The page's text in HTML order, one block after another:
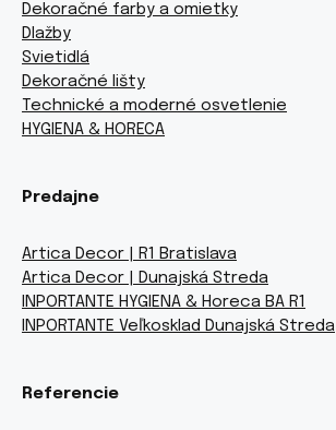
Dekoračné farby a omietky
Dlažby
Svietidlá
Dekoračné lišty
Technické a moderné osvetlenie
HYGIENA & HORECA
Predajne
Artica Decor | R1 Bratislava
Artica Decor | Dunajská Streda
INPORTANTE HYGIENA & Horeca BA R1
INPORTANTE Veľkosklad Dunajská Streda
Referencie